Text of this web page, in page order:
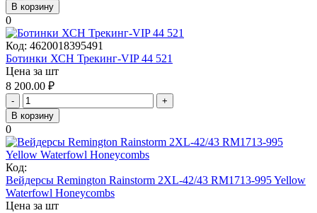
В корзину
0
Код: 4620018395491
Ботинки ХСН Трекинг-VIP 44 521
Цена за шт
8 200.00 ₽
-
+
В корзину
0
Код:
Вейдерсы Remington Rainstorm 2XL-42/43 RM1713-995 Yellow
Waterfowl Honeycombs
Цена за шт